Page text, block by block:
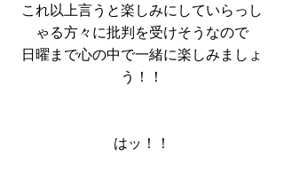
これ以上言うと楽しみにしていらっし
ゃる方々に批判を受けそうなので
日曜まで心の中で一緒に楽しみましょ
う！！
はッ！！